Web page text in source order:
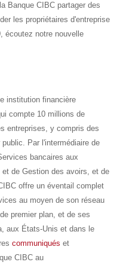
Banque CIBC partager des
les propriétaires d'entreprise
écoutez notre nouvelle
institution financière
compte 10 millions de
entreprises, y compris des
Par l'intermédiaire de
bancaires aux
de Gestion des avoirs, et de
offre un éventail complet
au moyen de son réseau
premier plan, et de ses
, aux États-Unis et dans le
communiqués et
CIBC au